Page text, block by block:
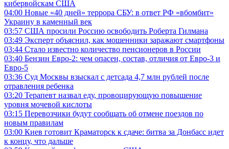
кибервойскам США
04:00 Новые «40 дней» террора СБУ: в ответ РФ «вбомбит»
Украину в каменный век
03:57 США просили Россию освободить Роберта Гилмана
03:49 Эксперт объяснил, как мошенники заражают смартфоны
03:44 Стало известно количество пенсионеров в России
03:40 Бензин Евро-2: чем опасен, состав, отличия от Евро-3 и
Евро-5
03:36 Суд Москвы взыскал с детсада 4,7 млн рублей после
отравления ребенка
03:20 Терапевт назвал еду, провоцирующую повышение
уровня мочевой кислоты
03:15 Перевозчики будут сообщать об отмене поездов по
новым правилам
03:00 Киев готовит Краматорск к сдаче: битва за Донбасс идет
к концу, что дальше